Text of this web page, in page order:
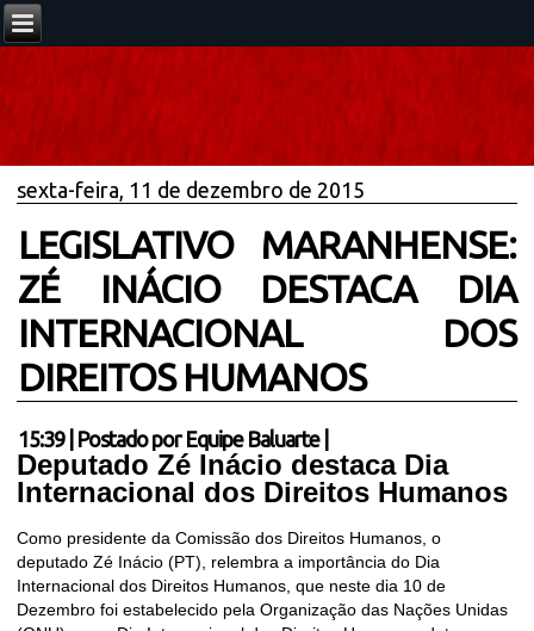
sexta-feira, 11 de dezembro de 2015
LEGISLATIVO MARANHENSE:
ZÉ INÁCIO DESTACA DIA
INTERNACIONAL DOS
DIREITOS HUMANOS
15:39| Postado por Equipe Baluarte
Deputado Zé Inácio destaca Dia
Internacional dos Direitos Humanos
Como presidente da Comissão dos Direitos Humanos, o
deputado Zé Inácio (PT), relembra a importância do Dia
Internacional dos Direitos Humanos, que neste dia 10 de
Dezembro foi estabelecido pela Organização das Nações Unidas